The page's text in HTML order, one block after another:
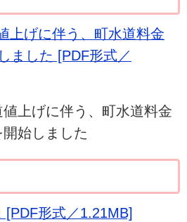
上げに伴う、町水道料金
ました [PDF形式／
上げに伴う、町水道料金
始しました
形式／1.21MB]